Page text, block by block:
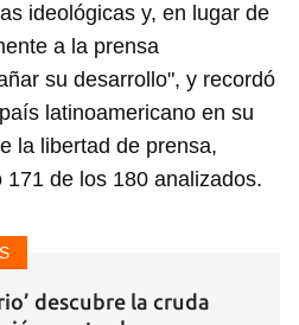
ideológicas y, en lugar de
a la prensa
su desarrollo", y recordó
latinoamericano en su
la libertad de prensa,
de los 180 analizados.
descubre la cruda